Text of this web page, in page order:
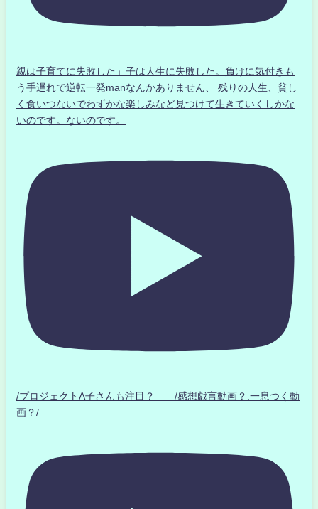
親は子育てに失敗した」子は人生に失敗した。負けに気付きも
う手遅れで逆転一発manなんかありません、 残りの人生、貧し
く食いつないでわずかな楽しみなど見つけて生きていくしかな
いのです。ないのです。
/プロジェクトA子さんも注目？ /感想戯言動画？.一息つく動
画？/